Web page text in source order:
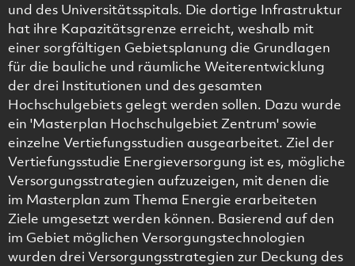
und des Universitätsspitals. Die dortige Infrastruktur
hat ihre Kapazitätsgrenze erreicht, weshalb mit
einer sorgfältigen Gebietsplanung die Grundlagen
für die bauliche und räumliche Weiterentwicklung
der drei Institutionen und des gesamten
Hochschulgebiets gelegt werden sollen. Dazu wurde
ein 'Masterplan Hochschulgebiet Zentrum' sowie
einzelne Vertiefungsstudien ausgearbeitet. Ziel der
Vertiefungsstudie Energieversorgung ist es, mögliche
Versorgungsstrategien aufzuzeigen, mit denen die
im Masterplan zum Thema Energie erarbeiteten
Ziele umgesetzt werden können. Basierend auf den
im Gebiet möglichen Versorgungstechnologien
wurden drei Versorgungsstrategien zur Deckung des